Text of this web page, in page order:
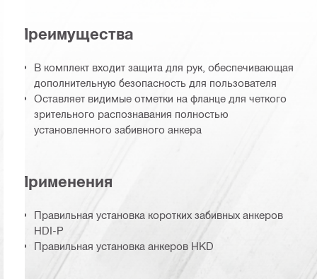
Преимущества
В комплект входит защита для рук, обеспечивающая
дополнительную безопасность для пользователя
Оставляет видимые отметки на фланце для четкого
зрительного распознавания полностью
установленного забивного анкера
Применения
Правильная установка коротких забивных анкеров
HDI-P
Правильная установка анкеров HKD